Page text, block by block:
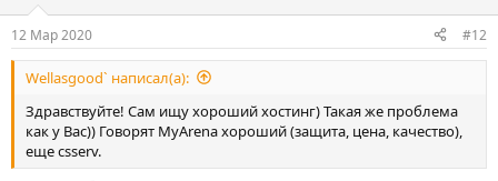
12 Мар 2020 #12
Wellasgood` написал(а):
Здравствуйте! Сам ищу хороший хостинг) Такая же проблема
как у Вас)) Говорят MyArena хороший (защита, цена, качество),
еще csserv.